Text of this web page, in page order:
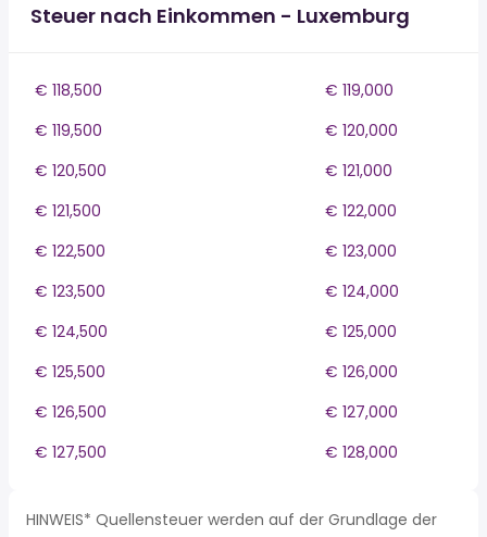
Steuer nach Einkommen - Luxemburg
€ 118,500
€ 119,000
€ 119,500
€ 120,000
€ 120,500
€ 121,000
€ 121,500
€ 122,000
€ 122,500
€ 123,000
€ 123,500
€ 124,000
€ 124,500
€ 125,000
€ 125,500
€ 126,000
€ 126,500
€ 127,000
€ 127,500
€ 128,000
HINWEIS* Quellensteuer werden auf der Grundlage der